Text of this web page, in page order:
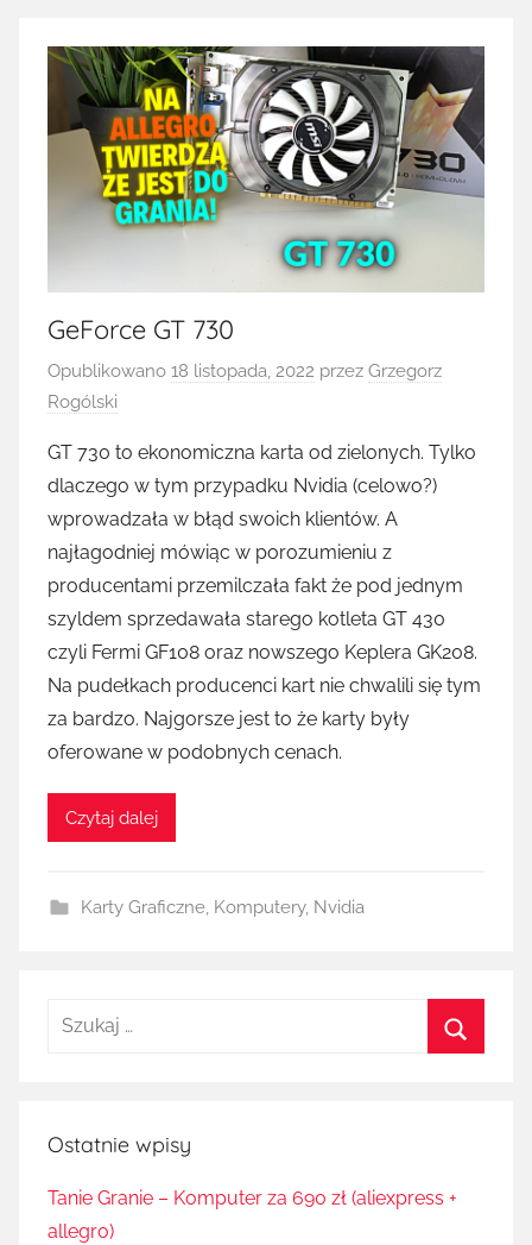
GeForce GT 730
Opublikowano 18 listopada, 2022 przez Grzegorz
Rogólski
GT 730 to ekonomiczna karta od zielonych. Tylko
dlaczego w tym przypadku Nvidia (celowo?)
wprowadzała w błąd swoich klientów. A
najłagodniej mówiąc w porozumieniu z
producentami przemilczała fakt że pod jednym
szyldem sprzedawała starego kotleta GT 430
czyli Fermi GF108 oraz nowszego Keplera GK208.
Na pudełkach producenci kart nie chwalili się tym
za bardzo. Najgorsze jest to że karty były
oferowane w podobnych cenach.
Czytaj dalej
Karty Graficzne, Komputery, Nvidia
Szukaj:
Ostatnie wpisy
Tanie Granie – Komputer za 690 zł (aliexpress +
allegro)